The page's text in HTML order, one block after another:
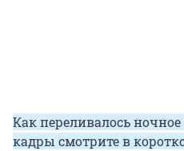
Как переливалось
кадры смотрите в